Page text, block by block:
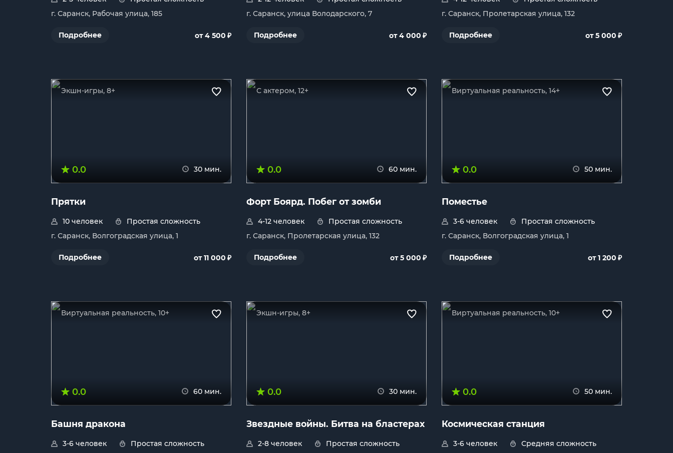
г. Саранск, Рабочая улица, 185
Подробнее от 4 500 ₽
г. Саранск, улица Володарского, 7
Подробнее от 4 000 ₽
г. Саранск, Пролетарская улица, 132
Подробнее от 5 000 ₽
Экшн-игры, 8+
0.0 30 мин.
Прятки
10 человек
Простая сложность
г. Саранск, Волгоградская улица, 1
Подробнее от 11 000 ₽
С актером, 12+
0.0 60 мин.
Форт Боярд. Побег от зомби
4-12 человек
Простая сложность
г. Саранск, Пролетарская улица, 132
Подробнее от 5 000 ₽
Виртуальная реальность, 14+
0.0 50 мин.
Поместье
3-6 человек
Простая сложность
г. Саранск, Волгоградская улица, 1
Подробнее от 1 200 ₽
Виртуальная реальность, 10+
0.0 60 мин.
Башня дракона
3-6 человек
Простая сложность
Экшн-игры, 8+
0.0 30 мин.
Звездные войны. Битва на бластерах
2-8 человек
Простая сложность
Виртуальная реальность, 10+
0.0 50 мин.
Космическая станция
3-6 человек
Средняя сложность